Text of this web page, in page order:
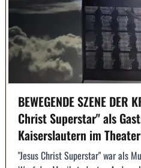
BEWEGENDE SZENE DER
Christ Superstar" als
Kaiserslautern im Theater
"Jesus Christ Superstar" war als